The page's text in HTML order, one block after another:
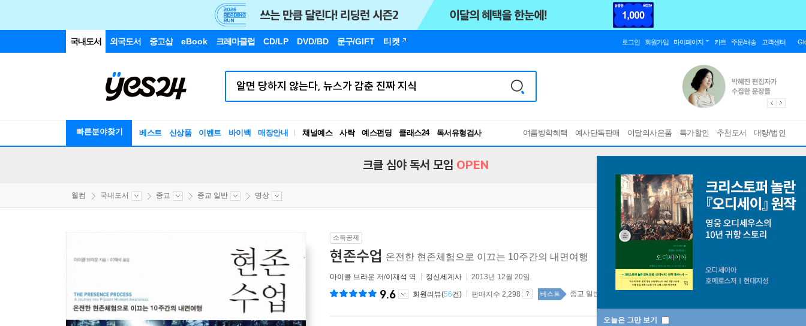
국내도서 외국도서 중고샵 eBook 크레마클럽 CD/LP DVD/BD 문구/GIFT 티켓 로그인 회원가입 마이페이지 카트 주문/배송 고객센터
빠른분야찾기 베스트 신상품 이벤트 바이백 매장안내 채널예스 사락 예스펀딩 클래스24
독서유형검사
RBTI Lab
여름방학혜택 예사단독판매 이달의사은품 특가할인 추천도서 대량/법인
오늘은 그만 보기
크클 심야 독서 모임 OPEN
웰컴 국내도서 종교 종교 일반 명상
소득공제
현존수업 온전한 현존체험으로 이끄는 10주간의 내면여행
마이클 브라운 저/이재석 역 정신세계사 2013년 12월 20일
9.6 회원리뷰(56건) 판매지수 2,298 베스트 종교 일반 14위